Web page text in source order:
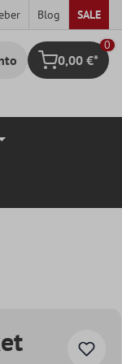
Blog SALE
Warenkorb
0
0,00 €*